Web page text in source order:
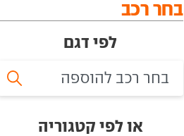
בחר רכב
לפי דגם
או לפי קטגוריה